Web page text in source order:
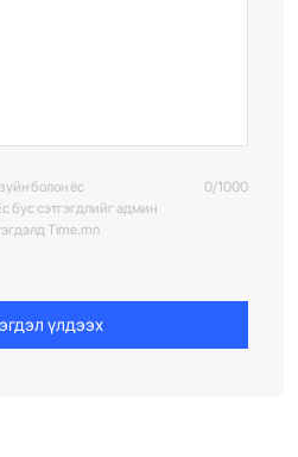
болон ёс
бус сэтгэгдлийг админ
Time.mn
0/1000
үлдээх